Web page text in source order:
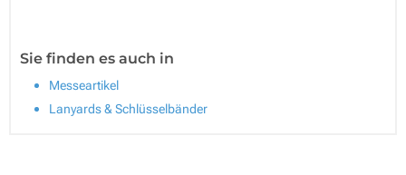
Sie finden es auch in
Messeartikel
Lanyards & Schlüsselbänder